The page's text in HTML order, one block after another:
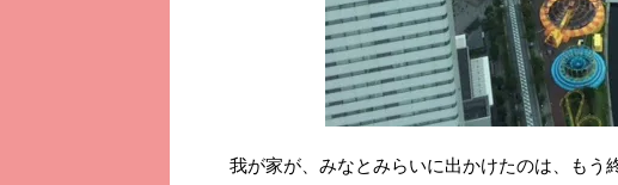
我が家が、みなとみらいに出かけたのは、もう